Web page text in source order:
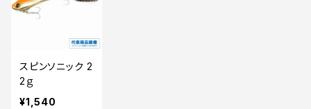
スピンソニック 2
2ｇ
¥1,540